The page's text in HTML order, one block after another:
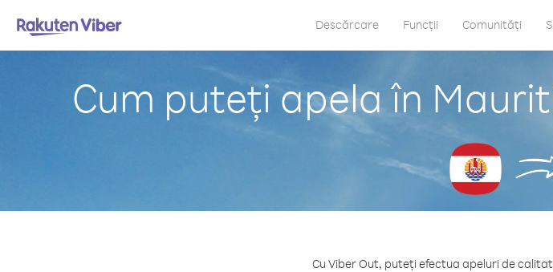
Descărcare Funcții Comunități
Cum puteți apela în
Cu Viber Out, puteți efectua apeluri de